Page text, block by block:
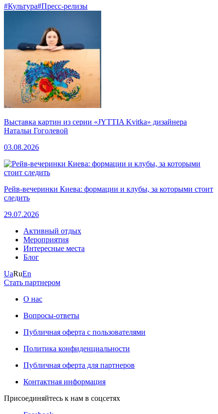
#Культура#Пресс-релизы
Выставка картин из серии «JYTTIA Kvitka» дизайнера
Натальи Гоголевой
03.08.2026
Рейв-вечеринки Киева: формации и клубы, за которыми стоит
следить
29.07.2026
Активный отдых
Мероприятия
Интересные места
Блог
UaRuEn
Стать партнером
О нас
Вопросы-ответы
Публичная оферта с пользователями
Политика конфиденциальности
Публичная оферта для партнеров
Контактная информация
Присоединяйтесь к нам в соцсетях